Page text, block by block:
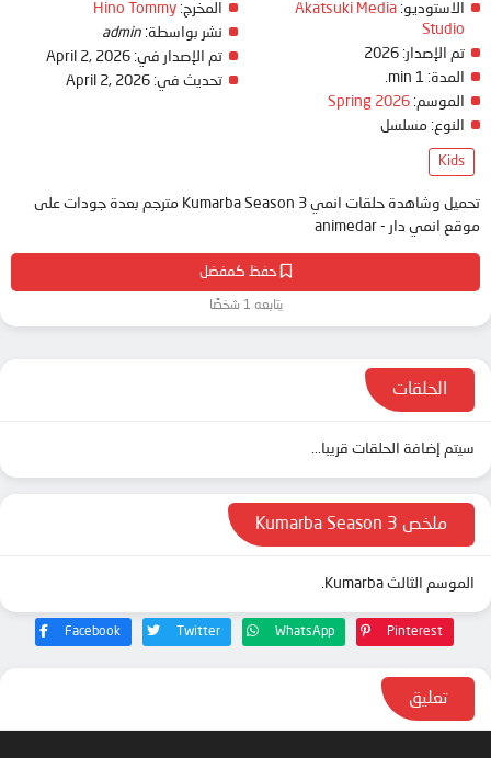
حفظ كمفضل
يتابعه 1 شخصًا
الاستوديو: Akatsuki Media
Studio
تم الإصدار:
المدة:
الموسم: Spring 2026
النوع: مسلسل
المخرج: Hino Tommy
نشر بواسطة: admin
تم الإصدار في: April 2, 2026
تحديث في: April 2, 2026
Kids
تحميل وشاهدة حلقات انمي Kumarba Season 3 مترجم بعدة جودات على
موقع انمي دار - animedar
الحلقات
سيتم إضافة الحلقات قريبا...
ملخص Kumarba Season 3
الموسم الثالث Kumarba.
Facebook Twitter WhatsApp Pinterest
تعليق